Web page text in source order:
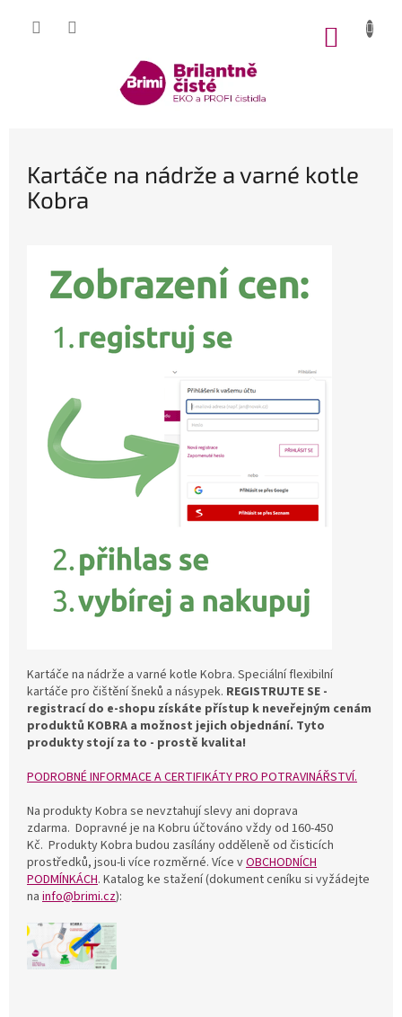
Kartáče na nádrže a varné kotle
Kobra
Kartáče na nádrže a varné kotle Kobra. Speciální flexibilní
kartáče pro čištění šneků a násypek. REGISTRUJTE SE -
registrací do e-shopu získáte přístup k neveřejným cenám
produktů KOBRA a možnost jejich objednání. Tyto
produkty stojí za to - prostě kvalita!
PODROBNÉ INFORMACE A CERTIFIKÁTY PRO POTRAVINÁŘSTVÍ.
Na produkty Kobra se nevztahují slevy ani doprava
zdarma. Dopravné je na Kobru účtováno vždy od 160-450
Kč. Produkty Kobra budou zasílány odděleně od čisticích
prostředků, jsou-li více rozměrné. Více vOBCHODNÍCH
PODMÍNKÁCH. Katalog ke stažení (dokument ceníku si vyžádejte
na info@brimi.cz):